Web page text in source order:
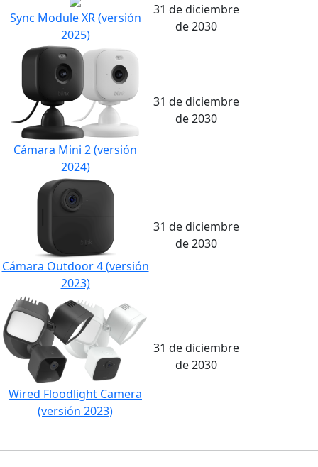
Sync Module XR (versión
2025)
31 de diciembre
de 2030
Cámara Mini 2 (versión
2024)
31 de diciembre
de 2030
Cámara Outdoor 4 (versión
2023)
31 de diciembre
de 2030
Wired Floodlight Camera
(versión 2023)
31 de diciembre
de 2030